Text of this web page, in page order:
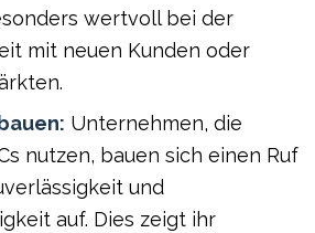
wertvoll bei der
mit neuen Kunden oder
Unternehmen, die
nutzen, bauen sich einen Ruf
und
auf. Dies zeigt ihr